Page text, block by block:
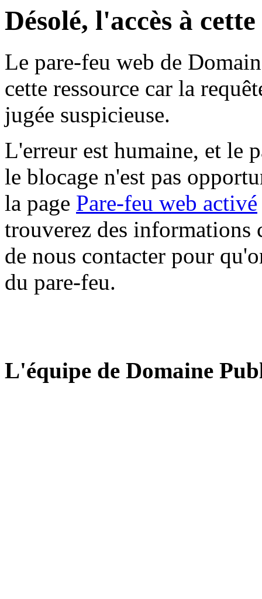
Désolé, l'accès à
Le pare-feu web de
cette ressource car la
jugée suspicieuse.
L'erreur est humaine, et le
le blocage n'est pas
la page Pare-feu web activé
trouverez des informations
de nous contacter pour
du pare-feu.
L'équipe de Domaine